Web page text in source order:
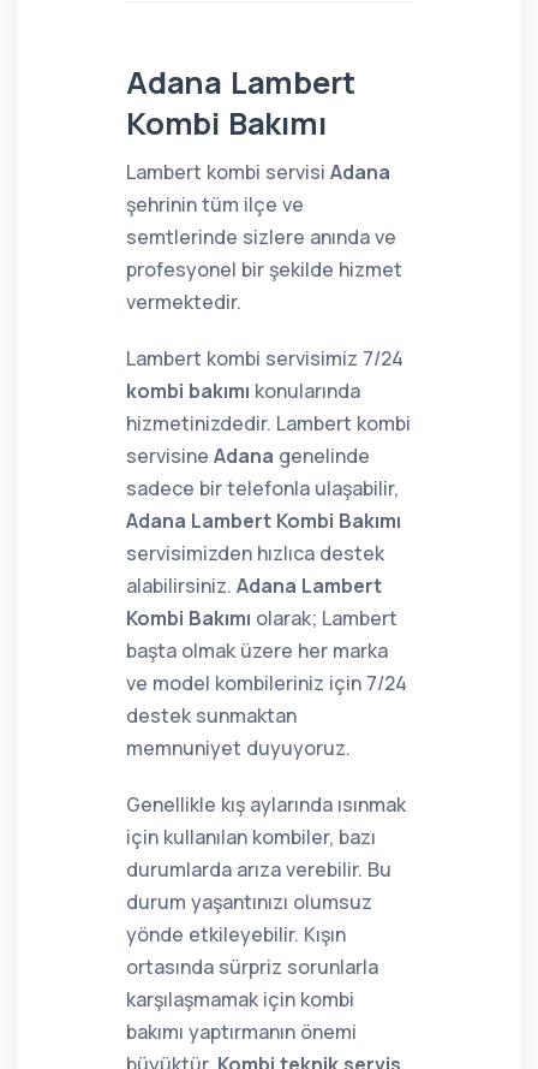
Adana Lambert
Kombi Bakımı
Lambert kombi servisi Adana
şehrinin tüm ilçe ve
semtlerinde sizlere anında ve
profesyonel bir şekilde hizmet
vermektedir.
Lambert kombi servisimiz 7/24
kombi bakımı konularında
hizmetinizdedir. Lambert kombi
servisine Adana genelinde
sadece bir telefonla ulaşabilir,
Adana Lambert Kombi Bakımı
servisimizden hızlıca destek
alabilirsiniz. Adana Lambert
Kombi Bakımı olarak; Lambert
başta olmak üzere her marka
ve model kombileriniz için 7/24
destek sunmaktan
memnuniyet duyuyoruz.
Genellikle kış aylarında ısınmak
için kullanılan kombiler, bazı
durumlarda arıza verebilir. Bu
durum yaşantınızı olumsuz
yönde etkileyebilir. Kışın
ortasında sürpriz sorunlarla
karşılaşmamak için kombi
bakımı yaptırmanın önemi